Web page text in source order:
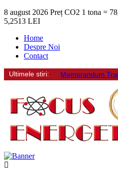
8 august 2026 Preț CO2 1 tona
5,2513 LEI
Home
Despre Noi
Contact
Ultimele stiri: Memorandum